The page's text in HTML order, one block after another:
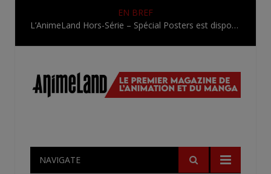
EN BREF
L’AnimeLand Hors-Série – Spécial Posters est disponible !
NAVIGATE